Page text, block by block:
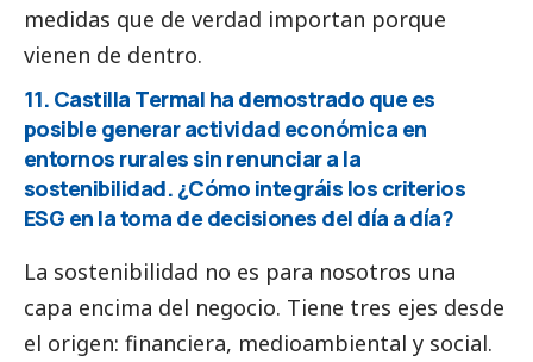
medidas que de verdad importan porque
vienen de dentro.
11. Castilla Termal ha demostrado que es
posible generar actividad económica en
entornos rurales sin renunciar a la
sostenibilidad. ¿Cómo integráis los criterios
ESG en la toma de decisiones del día a día?
La sostenibilidad no es para nosotros una
capa encima del negocio. Tiene tres ejes desde
el origen: financiera, medioambiental y social.